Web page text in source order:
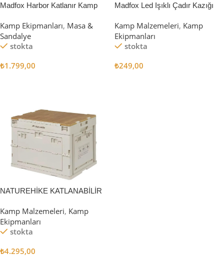
Madfox Harbor Katlanır Kamp
Kamp Ekipmanları, Masa &
Sandalye
stokta
₺1.799,00
Madfox Led Işıklı Çadır Kazığı
Kamp Malzemeleri, Kamp
Ekipmanları
stokta
₺249,00
NATUREHİKE KATLANABİLİR
Kamp Malzemeleri, Kamp
Ekipmanları
stokta
₺4.295,00